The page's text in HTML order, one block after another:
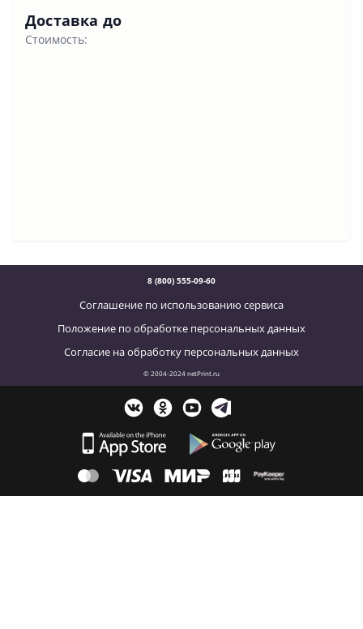
Доставка до
Стоимость:
8 (800) 555-09-60
Соглашение по использованию сервиса
Положение по обработке персональных данных
Согласие на обработку персональных данных
© 2004-2024 netPrint.ru